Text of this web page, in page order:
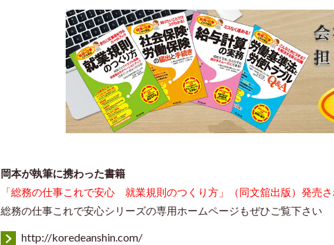
岡本が執筆に携わった書籍
「総務の仕事これで安心 就業規則のつくり方」（同文舘出版）発売さ
総務の仕事これで安心シリーズの専用ホームページもぜひご覧下さい
http://koredeanshin.com/